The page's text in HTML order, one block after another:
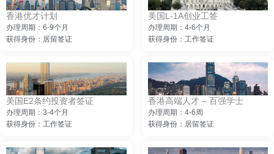
香港优才计划
办理周期：6-9个月
获得身份：居留签证
美国L-1A创业工签
办理周期：4-6个月
获得身份：工作签证
美国E2条约投资者签证
办理周期：3-4个月
获得身份：工作签证
香港高端人才 – 百强学士
办理周期：4-6周
获得身份：居留签证